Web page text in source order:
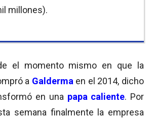
millones).
el momento mismo en que la
a Galderma en el 2014, dicho
en una papa caliente. Por
semana finalmente la empresa